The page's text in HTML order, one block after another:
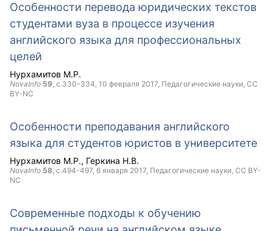
Особенности перевода юридических текстов
студентами вуза в процессе изучения
английского языка для профессиональных
целей
Нурхамитов М.Р.
NovaInfo 59, с.330-334, 10 февраля 2017, Педагогические науки, CC
BY-NC
Особенности преподавания английского
языка для студентов юристов в университете
Нурхамитов М.Р. Геркина Н.В.
NovaInfo 58, с.494-497, 6 января 2017, Педагогические науки, CC BY-
NC
Современные подходы к обучению